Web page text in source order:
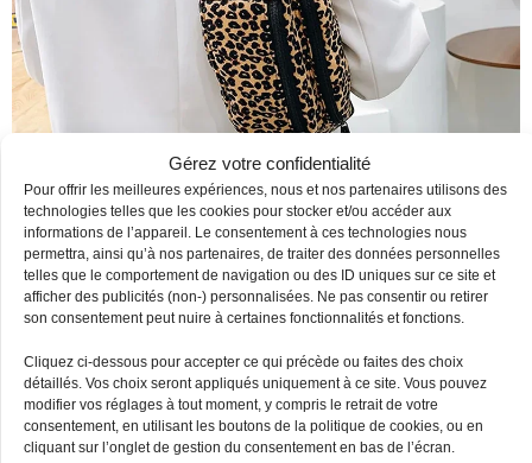
Gérez votre confidentialité
Pour offrir les meilleures expériences, nous et nos partenaires utilisons des
technologies telles que les cookies pour stocker et/ou accéder aux
informations de l’appareil. Le consentement à ces technologies nous
permettra, ainsi qu’à nos partenaires, de traiter des données personnelles
telles que le comportement de navigation ou des ID uniques sur ce site et
afficher des publicités (non-) personnalisées. Ne pas consentir ou retirer
son consentement peut nuire à certaines fonctionnalités et fonctions.
Cliquez ci-dessous pour accepter ce qui précède ou faites des choix
détaillés. Vos choix seront appliqués uniquement à ce site. Vous pouvez
modifier vos réglages à tout moment, y compris le retrait de votre
consentement, en utilisant les boutons de la politique de cookies, ou en
cliquant sur l’onglet de gestion du consentement en bas de l’écran.
Les clients ayant acheté cet article ont
-3%
Stock limité
-3%
Stock limité